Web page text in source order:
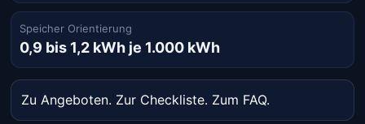
Speicher Orientierung
0,9 bis 1,2 kWh je 1.000 kWh
Zu Angeboten. Zur Checkliste. Zum FAQ.